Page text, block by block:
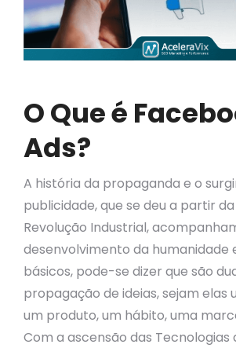
O Que é
Ads?
A história da propaganda e o
publicidade, que se deu a partir
Revolução Industrial,
desenvolvimento da humanidade
básicos, pode-se dizer que são
propagação de ideias, sejam elas
um produto, um hábito, uma
Com a ascensão das